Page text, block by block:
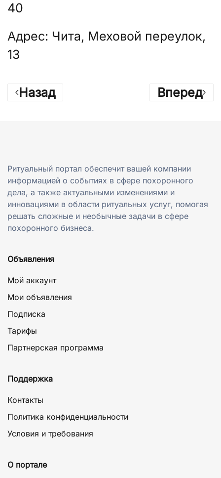
40
Адрес: Чита, Меховой переулок,
13
Назад Вперед
Ритуальный портал обеспечит вашей компании
информацией о событиях в сфере похоронного
дела, а также актуальными изменениями и
инновациями в области ритуальных услуг, помогая
решать сложные и необычные задачи в сфере
похоронного бизнеса.
Объявления
Мой аккаунт
Мои объявления
Подписка
Тарифы
Партнерская программа
Поддержка
Контакты
Политика конфиденциальности
Условия и требования
О портале